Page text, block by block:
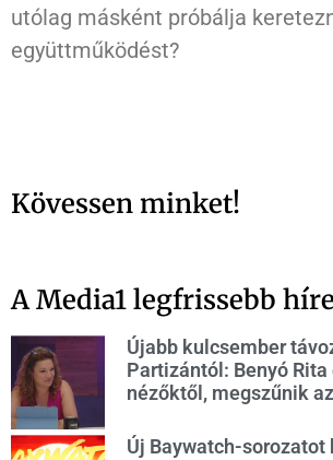
utólag másként próbálja
együttműködést?
Kövessen minket!
A Media1 legfrissebb
Újabb kulcsember
Partizántól: Benyó
nézőktől, megszűnik
Új Baywatch-sorozatot